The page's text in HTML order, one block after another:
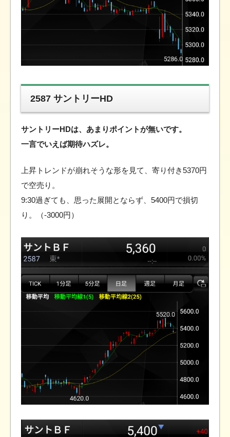
2587 サントリーHD
サントリーHDは、あまりポイントが無いです。
一言でいえば期待ハズレ。
上昇トレンドが崩れそうな形を見て、寄り付き5370円
で空売り。
9:30過ぎても、思った展開とならず、5400円で損切
り。（-3000円）